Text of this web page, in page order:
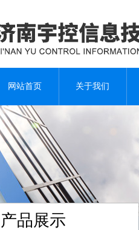
网站首页 关于我们
产品展示